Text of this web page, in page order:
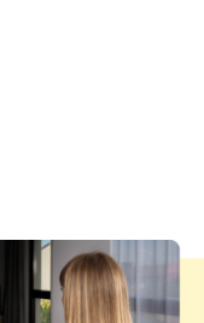
ou locale,
de valoriser
et gardez le